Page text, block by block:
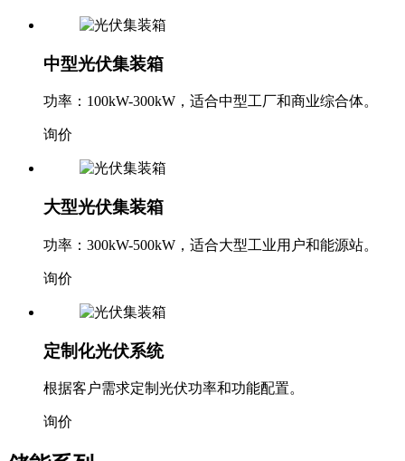
中型光伏集装箱
功率：100kW-300kW，适合中型工厂和商业综合体。
询价
大型光伏集装箱
功率：300kW-500kW，适合大型工业用户和能源站。
询价
定制化光伏系统
根据客户需求定制光伏功率和功能配置。
询价